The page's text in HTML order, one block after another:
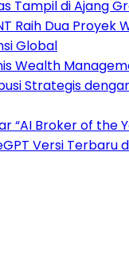
Tampil di Ajang
Raih Dua Proyek
Global
Wealth
Strategis
“AI Broker of the
Versi Terbaru